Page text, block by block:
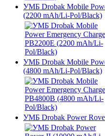
УМБ Drobak Mobile
(2200 mAh/Li-Pol/Black)
УМБ Drobak Mobile
(4800 mAh/Li-Pol/Black)
УМБ Drobak Power